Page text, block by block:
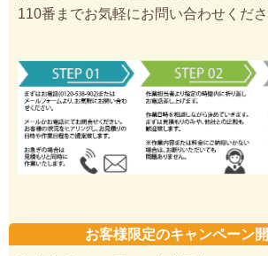
110番までお気軽にお問い合わせくださ
お客様限定のキャンペーン開